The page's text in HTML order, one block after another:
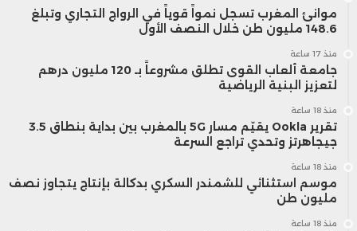
موانئ المغرب تسجل نمواً قوياً في الرواج التجاري وتبلغ
148.6 مليون طن خلال النصف الأول
منذ 17 ساعة
جامعة ألعاب القوى تطلق مشروعاً بـ 120 مليون درهم
لتعزيز البنية الرياضية
منذ 18 ساعة
تقرير Ookla يقيّم مسار 5G بالمغرب بين بداية بنطاق 3.5
جيجاهرتز وتحدي تراجع السرعة
منذ 18 ساعة
موسم استثنائي للشمندر السكري بدكالة بإنتاج يتجاوز نصف
مليون طن
منذ 18 ساعة